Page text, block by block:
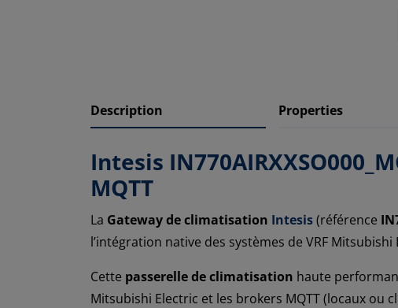
Description Properties
Intesis
MQTT
La Gateway de climatisation Intesis(référence
l’intégration native des systèmes de VRF
Cette passerelle de climatisation haute
Mitsubishi Electric et les brokers MQTT (locaux